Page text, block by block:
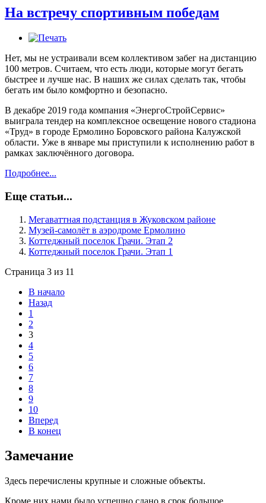
На встречу спортивным победам
Нет, мы не устраивали всем коллективом забег на дистанцию
100 метров. Считаем, что есть люди, которые могут бегать
быстрее и лучше нас. В наших же силах сделать так, чтобы
бегать им было комфортно и безопасно.
В декабре 2019 года компания «ЭнергоСтройСервис»
выиграла тендер на комплексное освещение нового стадиона
«Труд» в городе Ермолино Боровского района Калужской
области. Уже в январе мы приступили к исполнению работ в
рамках заключённого договора.
Подробнее...
Еще статьи...
Мегаваттная подстанция в Жуковском районе
Музей-самолёт в аэродроме Ермолино
Коттеджный поселок Грачи. Этап 2
Коттеджный поселок Грачи. Этап 1
Страница 3 из 11
В начало
Назад
1
2
3
4
5
6
7
8
9
10
Вперед
В конец
Замечание
Здесь перечислены крупные и сложные объекты.